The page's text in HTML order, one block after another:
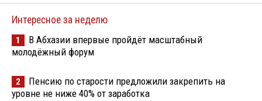
Интересное за неделю
1
В Абхазии впервые пройдёт масштабный
молодёжный форум
2
Пенсию по старости предложили закрепить на
уровне не ниже 40% от заработка